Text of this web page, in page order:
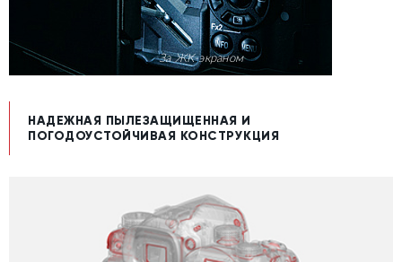
За ЖК-экраном
НАДЕЖНАЯ ПЫЛЕЗАЩИЩЕННАЯ И
ПОГОДОУСТОЙЧИВАЯ КОНСТРУКЦИЯ